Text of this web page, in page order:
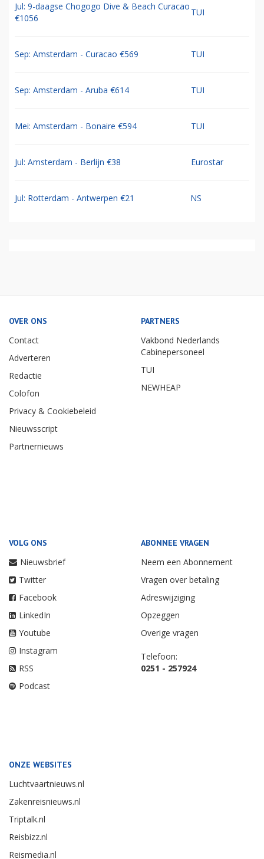
Jul: 9-daagse Chogogo Dive & Beach Curacao
€1056
TUI
Sep: Amsterdam - Curacao €569 TUI
Sep: Amsterdam - Aruba €614 TUI
Mei: Amsterdam - Bonaire €594 TUI
Jul: Amsterdam - Berlijn €38 Eurostar
Jul: Rotterdam - Antwerpen €21 NS
OVER ONS
Contact
Adverteren
Redactie
Colofon
Privacy & Cookiebeleid
Nieuwsscript
Partnernieuws
PARTNERS
Vakbond Nederlands
Cabinepersoneel
TUI
NEWHEAP
VOLG ONS
Nieuwsbrief
Twitter
Facebook
LinkedIn
Youtube
Instagram
RSS
Podcast
ABONNEE VRAGEN
Neem een Abonnement
Vragen over betaling
Adreswijziging
Opzeggen
Overige vragen
Telefoon:
0251 - 257924
ONZE WEBSITES
Luchtvaartnieuws.nl
Zakenreisnieuws.nl
Triptalk.nl
Reisbizz.nl
Reismedia.nl